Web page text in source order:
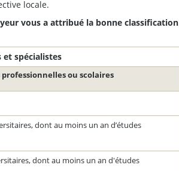
locale.
vous a attribué la bonne classification
et spécialistes
ou scolaires
dont au moins un an d’études
dont au moins un an d'études